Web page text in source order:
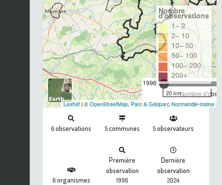
1996
Nombre
Nombre
d'observations
1– 2
2– 10
10– 50
50– 100
100– 200
200+
20 km
Leaflet| ©OpenStreetMap, Parc & Géoparc Normandie-maine
6observations 5communes 5observateurs
6organismes
Première
observation
1996
Dernière
observation
2024